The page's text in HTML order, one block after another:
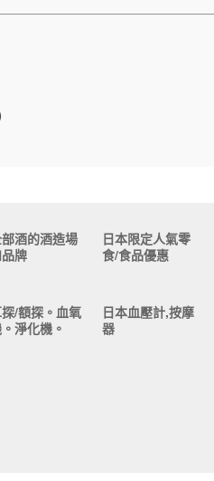
酒的酒造場
牌
日本限定人氣零
食/食品優惠
/額探。血氧
淨化機。
日本血壓計,按摩
器